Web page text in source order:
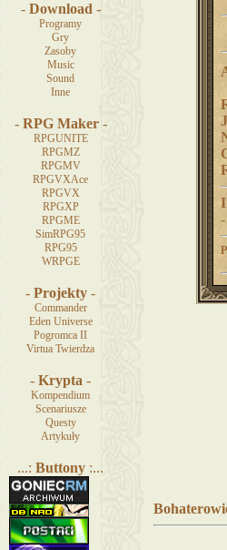
- Download -
Programy
Gry
Zasoby
Music
Sound
Inne
- RPG Maker -
RPGUNITE
RPGMZ
RPGMV
RPGVXAce
RPGVX
RPGXP
RPGME
SimRPG95
RPG95
WRPGE
- Projekty -
Commander
Eden Universe
Pogromca II
Virtua Twierdza
- Krypta -
Kompendium
Scenariusze
Questy
Artykuły
...: Buttony :...